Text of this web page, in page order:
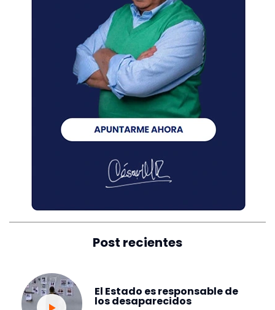
Post recientes
El Estado es responsable de
los desaparecidos